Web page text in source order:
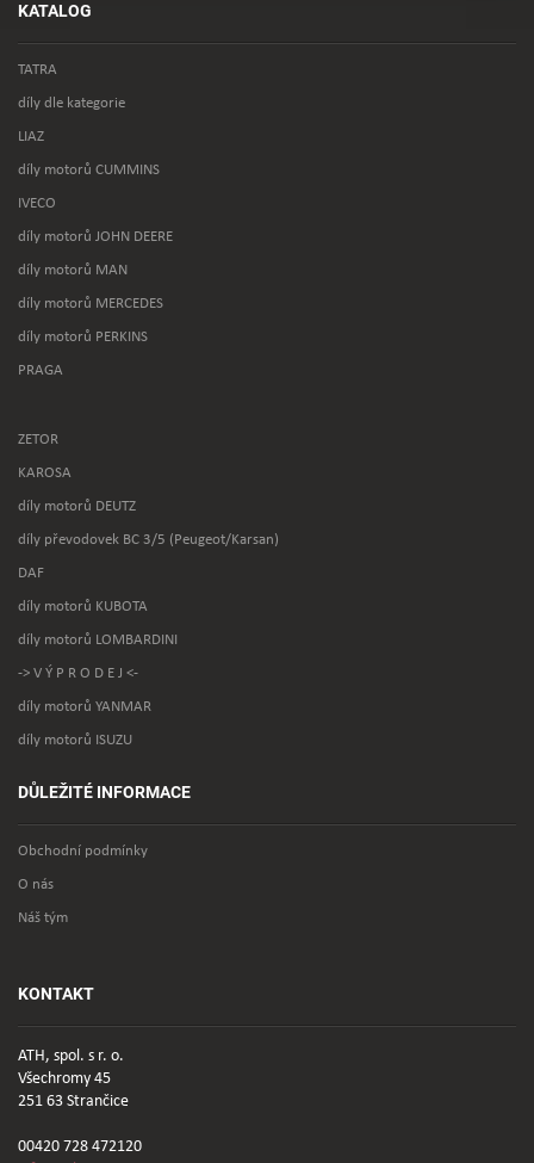
KATALOG
TATRA
díly dle kategorie
LIAZ
díly motorů CUMMINS
IVECO
díly motorů JOHN DEERE
díly motorů MAN
díly motorů MERCEDES
díly motorů PERKINS
PRAGA
ZETOR
KAROSA
díly motorů DEUTZ
díly převodovek BC 3/5 (Peugeot/Karsan)
DAF
díly motorů KUBOTA
díly motorů LOMBARDINI
-> V Ý P R O D E J <-
díly motorů YANMAR
díly motorů ISUZU
DŮLEŽITÉ INFORMACE
Obchodní podmínky
O nás
Náš tým
KONTAKT
ATH, spol. s r. o.
Všechromy 45
251 63 Strančice
00420 728 472120